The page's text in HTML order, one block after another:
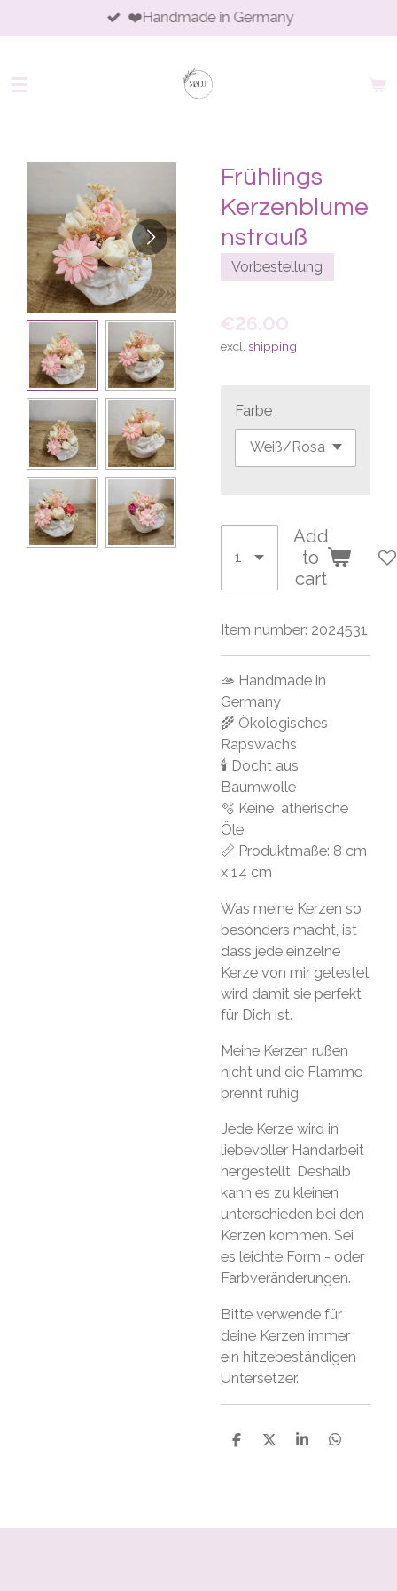
to
content
❤️Handmade in Germany
Frühlings
Kerzenblume
nstrauß
Vorbestellung
€26.00
excl. shipping
Farbe
Add
to
cart
Item number: 2024531
🫴 Handmade in
Germany
🌾 Ökologisches
Rapswachs
🕯 Docht aus
Baumwolle
🫧 Keine ätherische
Öle
📏 Produktmaße: 8 cm
x 14 cm
Was meine Kerzen so
besonders macht, ist
dass jede einzelne
Kerze von mir getestet
wird damit sie perfekt
für Dich ist.
Meine Kerzen rußen
nicht und die Flamme
brennt ruhig.
Jede Kerze wird in
liebevoller Handarbeit
hergestellt. Deshalb
kann es zu kleinen
unterschieden bei den
Kerzen kommen. Sei
es leichte Form - oder
Farbveränderungen.
Bitte verwende für
deine Kerzen immer
ein hitzebeständigen
Untersetzer.
S
S
S
S